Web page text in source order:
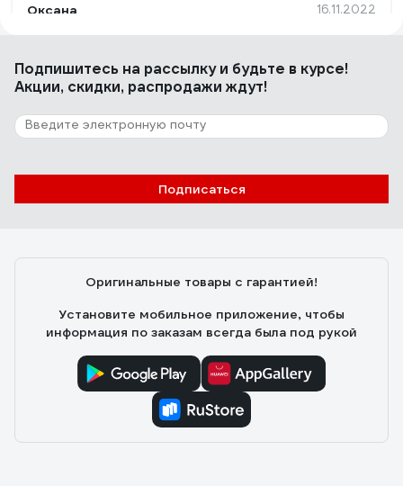
Оксана 16.11.2022
Соль замечательная, без крошки, вся целенькая.
нет в продаже.
10 отзывов
Подпишитесь на рассылкуи будьте в курсе!
Акции, скидки, распродажи ждут!
Подписаться
Оригинальные товары с гарантией!
Установите мобильное приложение, чтобы
информация по заказам всегда была под рукой